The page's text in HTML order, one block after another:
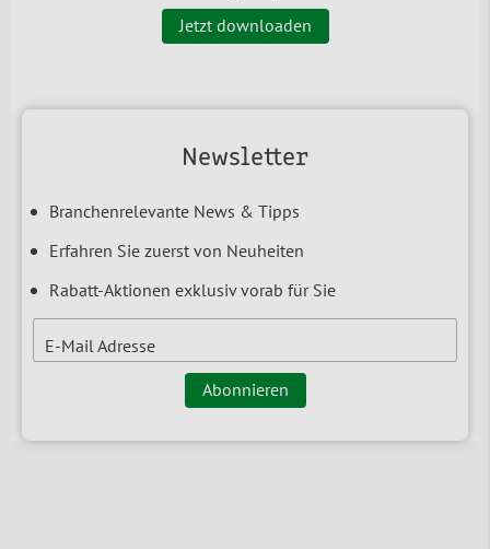
Newsletter
Branchenrelevante News & Tipps
Erfahren Sie zuerst von Neuheiten
Rabatt-Aktionen exklusiv vorab für Sie
E-Mail Adresse
Abonnieren
Jetzt downloaden